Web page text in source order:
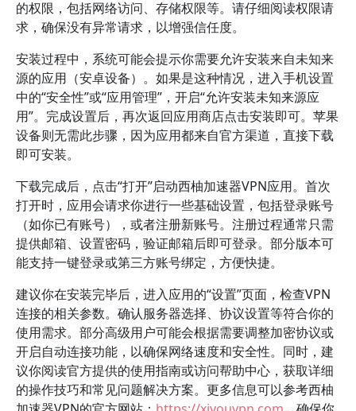
的权限，包括网络访问、存储权限等。请仔细阅读权限请
求，确保没有异常请求，以增强信任度。
安装过程中，系统可能会提示你需要允许安装来自未知来
源的应用（安卓设备）。如果是这种情况，进入手机设置
中的“安全性”或“应用管理”，开启“允许安装未知来源应
用”。完成设置后，再次返回应用商店点击安装即可。苹果
设备则无需此步骤，因为应用都来自官方渠道，直接下载
即可安装。
下载完成后，点击“打开”启动西柚加速器VPN应用。首次
打开时，应用会请求你进行一些基础设置，包括登录账号
（如你已有账号），或者注册新账号。注册过程通常只需
提供邮箱、设置密码，验证邮箱后即可登录。部分版本可
能支持一键登录或第三方账号绑定，方便快捷。
建议你在安装完毕后，进入应用的“设置”页面，检查VPN
连接的相关参数。确认服务器选择、协议设置等符合你的
使用需求。部分高级用户可能会根据需要调整加密协议或
开启自动连接功能，以确保网络速度和安全性。同时，建
议你阅读官方提供的使用指南或访问帮助中心，获取详细
的操作技巧和常见问题解决方案。更多信息可以参考西柚